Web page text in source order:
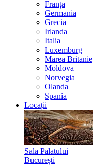
Franța
Germania
Grecia
Irlanda
Italia
Luxemburg
Marea Britanie
Moldova
Norvegia
Olanda
Spania
Locații
Sala Palatului
București